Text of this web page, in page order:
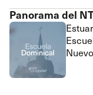
Panorama del